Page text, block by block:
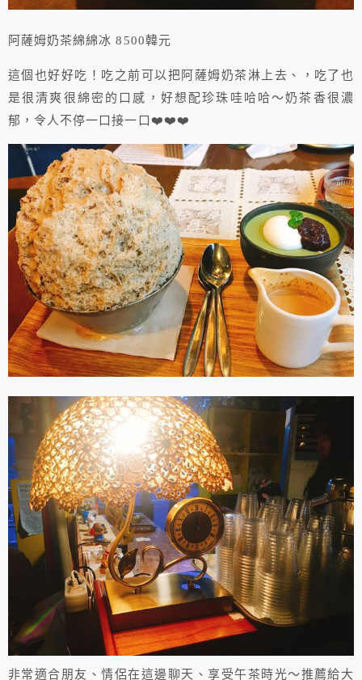
阿薩姆奶茶綿綿冰 8500韓元
這個也好好吃！吃之前可以把阿薩姆奶茶淋上去、，吃了也
是很清爽很綿密的口感，好想配珍珠哇哈哈～奶茶香很濃
郁，令人不停一口接一口❤️❤️❤️
非常適合朋友、情侶在這邊聊天、享受午茶時光～推薦給大